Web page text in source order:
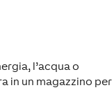
l’acqua o
in un magazzino per